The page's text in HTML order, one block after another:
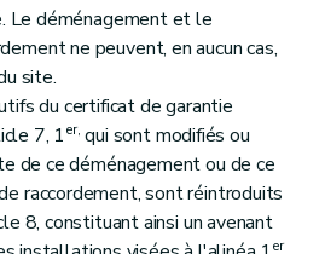
Le déménagement et le
ne peuvent, en aucun cas,
site.
du certificat de garantie
7, 1er, qui sont modifiés ou
de ce déménagement ou de ce
raccordement, sont réintroduits
8, constituant ainsi un avenant
er